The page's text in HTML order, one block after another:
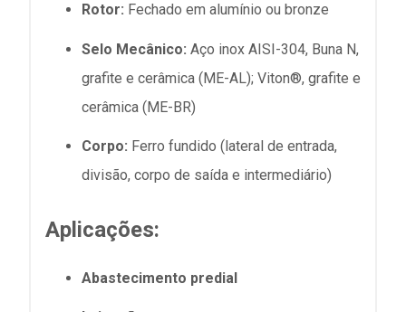
Rotor: Fechado em alumínio ou bronze
Selo Mecânico: Aço inox AISI-304, Buna N,
grafite e cerâmica (ME-AL); Viton®, grafite e
cerâmica (ME-BR)
Corpo: Ferro fundido (lateral de entrada,
divisão, corpo de saída e intermediário)
Aplicações:
Abastecimento predial